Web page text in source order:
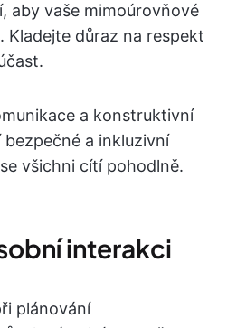
aby vaše mimoúrovňové
Kladejte důraz na respekt
a konstruktivní
a inkluzivní
všichni cítí pohodlně.
interakci
plánování